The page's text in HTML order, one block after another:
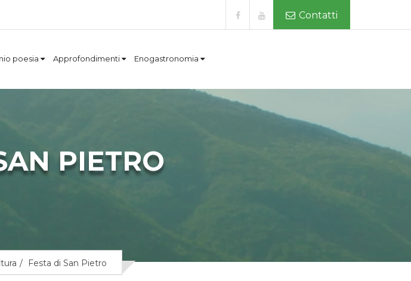
Contatti
poesia Approfondimenti Enogastronomia
PIETRO
Festa di San Pietro